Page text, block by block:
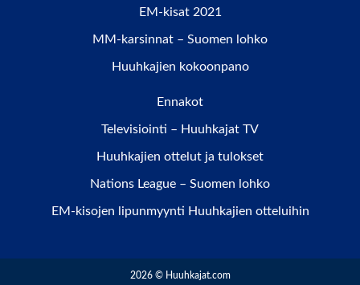
EM-kisat 2021
MM-karsinnat – Suomen lohko
Huuhkajien kokoonpano
Ennakot
Televisiointi – Huuhkajat TV
Huuhkajien ottelut ja tulokset
Nations League – Suomen lohko
EM-kisojen lipunmyynti Huuhkajien otteluihin
2026 © Huuhkajat.com